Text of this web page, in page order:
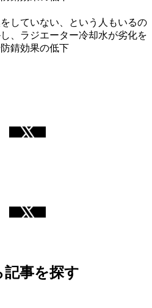
していない、という人もいるの
、ラジエーター冷却水が劣化を
錆効果の低下
事を探す